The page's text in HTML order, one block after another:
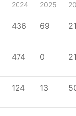
2024 2025
436 69
474 0
124 13